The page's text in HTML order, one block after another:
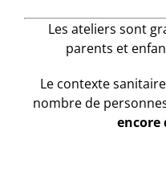
Les ateliers sont
parents et
Le contexte
nombre de
encore